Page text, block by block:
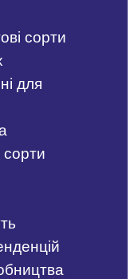
сорти
для
сорти